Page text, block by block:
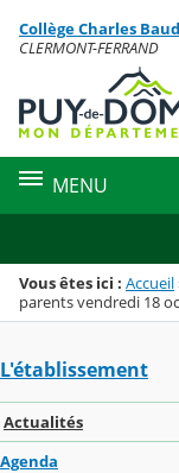
Menu de la
Contenu
Collège Charles
CLERMONT-FERRAND
MENU
Vous êtes ici : Accueil
parents vendredi 18
L'établissement
Actualités
Agenda